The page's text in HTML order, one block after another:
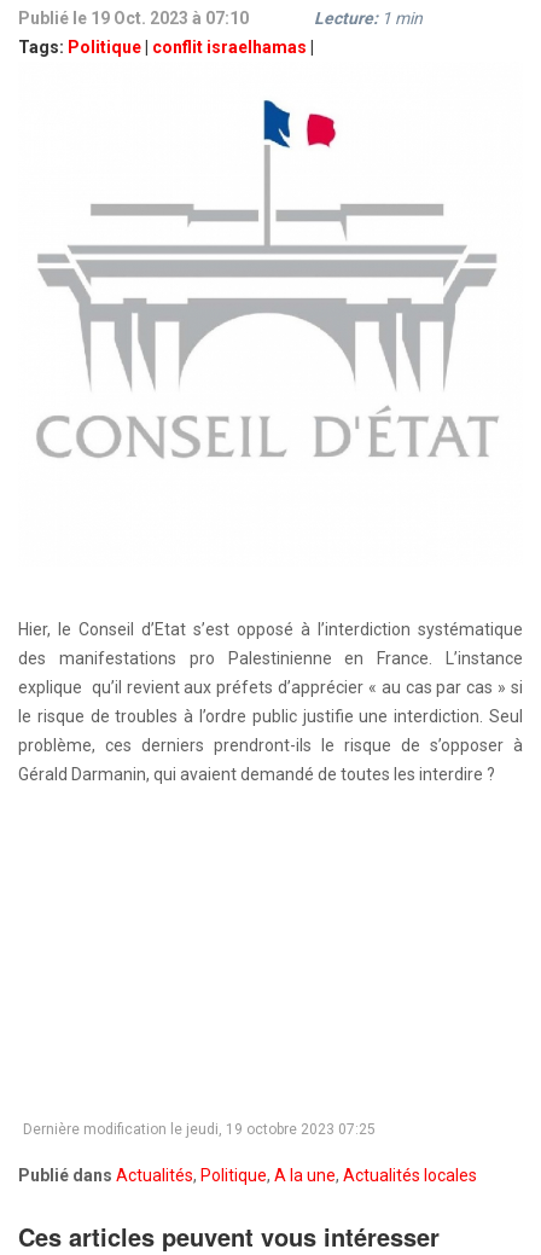
Publié le 19 Oct. 2023 à 07:10
Tags: Politique conflit israelhamas
Lecture: 1 min
Hier, le Conseil d’Etat s’est opposé à l’interdiction systématique
des manifestations pro Palestinienne en France. L’instance
explique qu’il revient aux préfets d’apprécier « au cas par cas » si
le risque de troubles à l’ordre public justifie une interdiction. Seul
problème, ces derniers prendront-ils le risque de s’opposer à
Gérald Darmanin, qui avaient demandé de toutes les interdire ?
Dernière modification le jeudi, 19 octobre 2023 07:25
Publié dans Actualités, Politique, A la une, Actualités locales
Ces articles peuvent vous intéresser